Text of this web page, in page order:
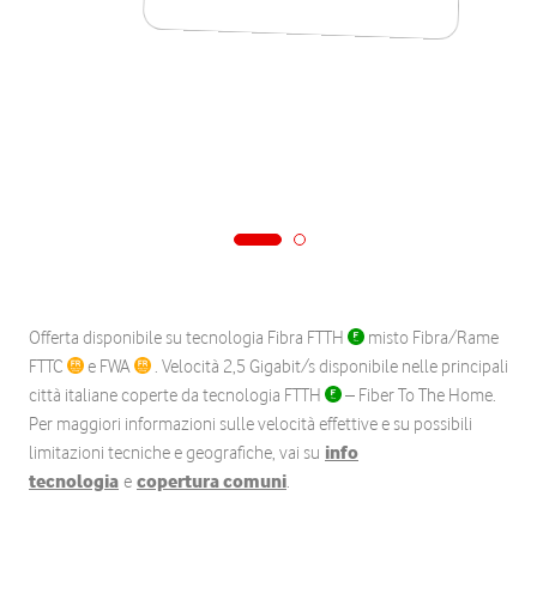
Offerta disponibile su tecnologia Fibra FTTH
misto Fibra/Rame
FTTC
e FWA
. Velocità 2,5 Gigabit/s disponibile nelle principali
città italiane coperte da tecnologia FTTH
– Fiber To The Home.
Per maggiori informazioni sulle velocità effettive e su possibili
limitazioni tecniche e geografiche, vai su info
tecnologia e copertura comuni.